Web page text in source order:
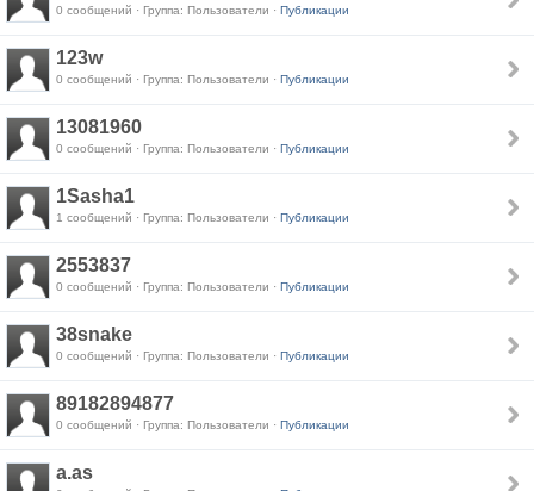
0 сообщений · Группа: Пользователи · Публикации
123w
0 сообщений · Группа: Пользователи · Публикации
13081960
0 сообщений · Группа: Пользователи · Публикации
1Sasha1
1 сообщений · Группа: Пользователи · Публикации
2553837
0 сообщений · Группа: Пользователи · Публикации
38snake
0 сообщений · Группа: Пользователи · Публикации
89182894877
0 сообщений · Группа: Пользователи · Публикации
a.as